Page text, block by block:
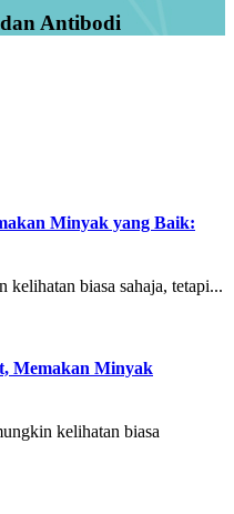
Antibodi
Minyak yang Baik:
biasa sahaja, tetapi...
Memakan Minyak
kelihatan biasa